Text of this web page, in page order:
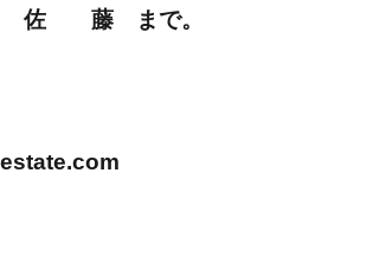
佐 藤 まで。